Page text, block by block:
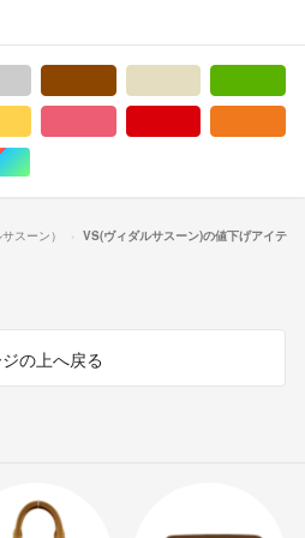
/金色系マルチカラー
スーン）
VS(ヴィダルサスーン)の値下げアイテ
の上へ戻る